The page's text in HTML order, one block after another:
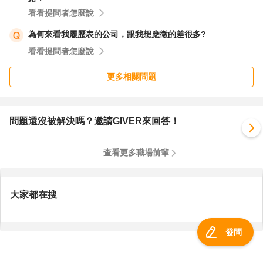
看看提問者怎麼說
為何來看我履歷表的公司，跟我想應徵的差很多?
看看提問者怎麼說
更多相關問題
問題還沒被解決嗎？邀請GIVER來回答！
查看更多職場前輩
大家都在搜
發問